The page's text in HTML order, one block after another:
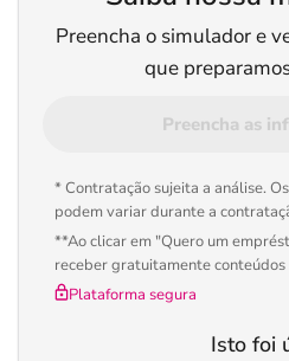
Preencha o simulador e
que
Preencha as
* Contratação sujeita a análise.
podem variar durante a
**Ao clicar em "Quero um
receber gratuitamente conteúdos
Plataforma segura
Isto foi